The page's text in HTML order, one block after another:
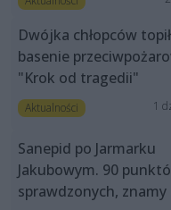
Dwójka chłopców
basenie
"Krok od tragedii"
Aktualności 1
Sanepid po Jarmarku
Jakubowym. 90
sprawdzonych,